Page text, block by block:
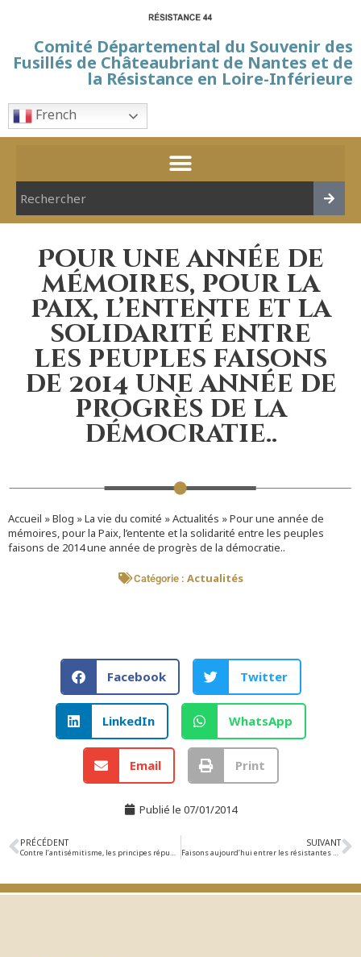
Comité Départemental du Souvenir des
Fusillés de Châteaubriant de Nantes et de
la Résistance en Loire-Inférieure
French
Pour une année de
mémoires, pour la
Paix, l’entente et la
solidarité entre
les peuples faisons
de 2014 une année de
progrès de la
démocratie..
Accueil »Blog »La vie du comité »Actualités »Pour une année de
mémoires, pour la Paix, l’entente et la solidarité entre les peuples
faisons de 2014 une année de progrès de la démocratie..
Catégorie : Actualités
Facebook Twitter
LinkedIn WhatsApp
Email Print
Publié le 07/01/2014
PRÉCÉDENT
Contre l’antisémitisme, les principes républicains doivent triompher
SUIVANT
Faisons aujourd’hui entrer les résistantes au Panthéon ! À qui la patrie reconnaissante ?